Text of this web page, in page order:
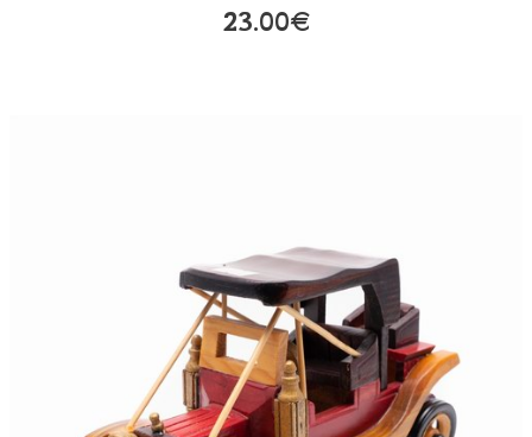
23.00€